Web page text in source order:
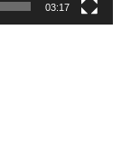
03:17